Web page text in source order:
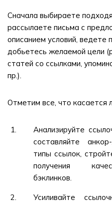
Сначала выбираете
рассылаете письма с
описанием условий, ведете
добьетесь желаемой цели
статей со ссылками,
пр.).
Отметим все, что касается
Анализируйте
составляйте
типы ссылок,
получения
бэклинков.
Усиливайте